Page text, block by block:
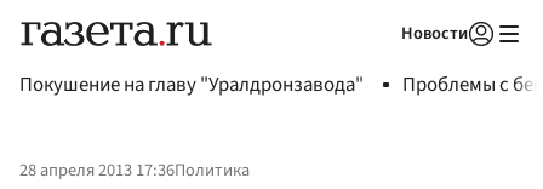
Новости
Покушение на главу "Уралдронзавода" Проблемы с
28 апреля 2013 17:36Политика